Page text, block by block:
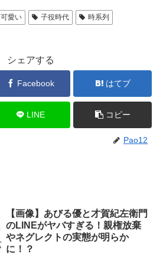
可愛い 子役時代
時系列
シェアする
Facebook はてブ
LINE コピー
Pao12
【画像】あびる優と才賀紀左衛門
のLINEがヤバすぎる！親権放棄
やネグレクトの実態が明らか
に！？